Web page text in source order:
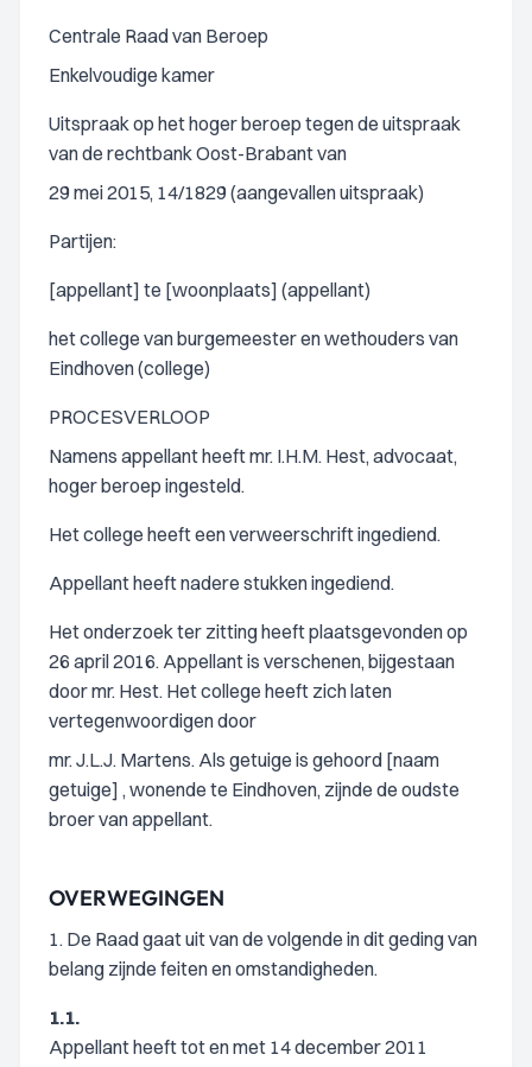
Centrale Raad van Beroep
Enkelvoudige kamer
Uitspraak op het hoger beroep tegen de uitspraak
van de rechtbank Oost-Brabant van
29 mei 2015, 14/1829 (aangevallen uitspraak)
Partijen:
[appellant] te [woonplaats] (appellant)
het college van burgemeester en wethouders van
Eindhoven (college)
PROCESVERLOOP
Namens appellant heeft mr. I.H.M. Hest, advocaat,
hoger beroep ingesteld.
Het college heeft een verweerschrift ingediend.
Appellant heeft nadere stukken ingediend.
Het onderzoek ter zitting heeft plaatsgevonden op
26 april 2016. Appellant is verschenen, bijgestaan
door mr. Hest. Het college heeft zich laten
vertegenwoordigen door
mr. J.L.J. Martens. Als getuige is gehoord [naam
getuige] , wonende te Eindhoven, zijnde de oudste
broer van appellant.
OVERWEGINGEN
1. De Raad gaat uit van de volgende in dit geding van
belang zijnde feiten en omstandigheden.
1.1.
Appellant heeft tot en met 14 december 2011